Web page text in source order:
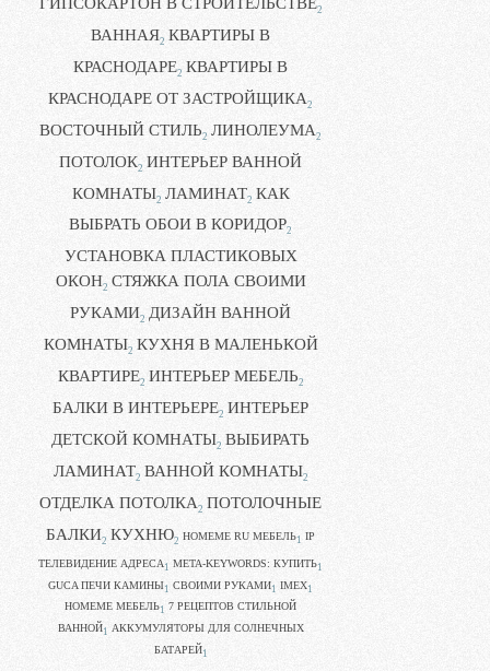
2
ВАННАЯ2 КВАРТИРЫ В
КРАСНОДАРЕ2 КВАРТИРЫ В
КРАСНОДАРЕ ОТ ЗАСТРОЙЩИКА2
ВОСТОЧНЫЙ СТИЛЬ2 ЛИНОЛЕУМА2
ПОТОЛОК2 ИНТЕРЬЕР ВАННОЙ
КОМНАТЫ2 ЛАМИНАТ2 КАК
ВЫБРАТЬ ОБОИ В КОРИДОР2
УСТАНОВКА ПЛАСТИКОВЫХ
ОКОН2 СТЯЖКА ПОЛА СВОИМИ
РУКАМИ2 ДИЗАЙН ВАННОЙ
КОМНАТЫ2 КУХНЯ В МАЛЕНЬКОЙ
КВАРТИРЕ2 ИНТЕРЬЕР МЕБЕЛЬ2
БАЛКИ В ИНТЕРЬЕРЕ2 ИНТЕРЬЕР
ДЕТСКОЙ КОМНАТЫ2 ВЫБИРАТЬ
ЛАМИНАТ2 ВАННОЙ КОМНАТЫ2
ОТДЕЛКА ПОТОЛКА2 ПОТОЛОЧНЫЕ
БАЛКИ2 КУХНЮ2 HOMEME RU МЕБЕЛЬ1 IP
ТЕЛЕВИДЕНИЕ АДРЕСА 1 META-KEYWORDS: КУПИТЬ1
GUCA ПЕЧИ КАМИНЫ1 CВОИМИ РУКАМИ1 IMEX1
HOMEME МЕБЕЛЬ1 7 РЕЦЕПТОВ СТИЛЬНОЙ
ВАННОЙ1 АККУМУЛЯТОРЫ ДЛЯ СОЛНЕЧНЫХ
БАТАРЕЙ1